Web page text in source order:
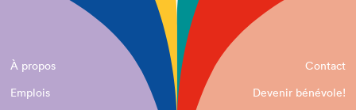
À propos
Contact
Emplois
Devenir bénévole!